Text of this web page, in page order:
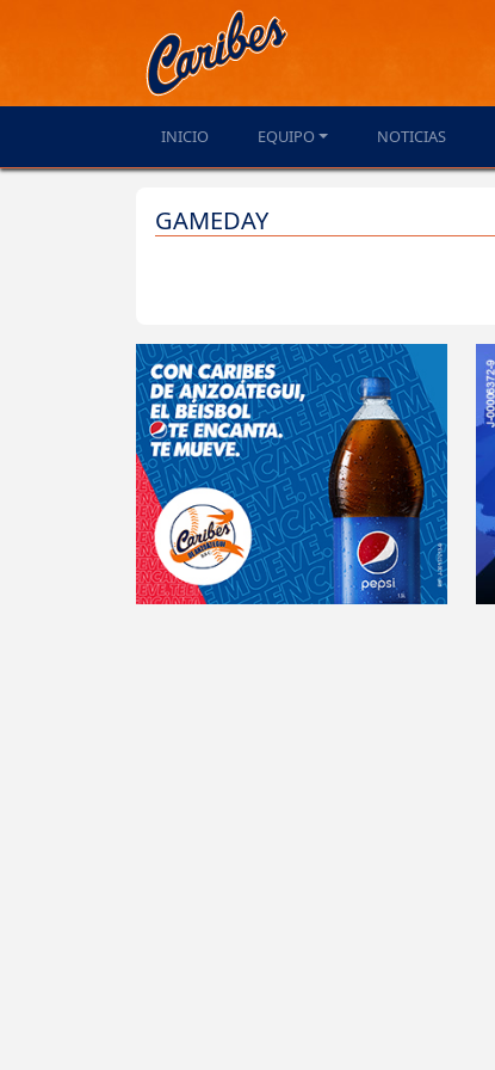
INICIO EQUIPO NOTICIAS
GAMEDAY